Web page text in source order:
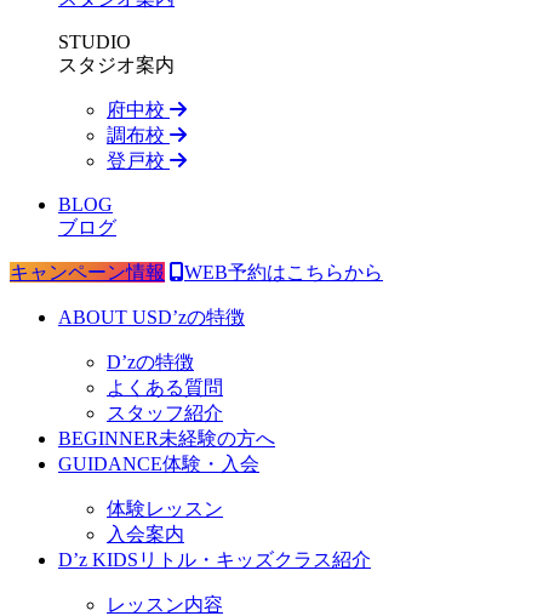
STUDIO
スタジオ案内
府中校
調布校
登戸校
BLOG
ブログ
キャンペーン情報 WEB予約はこちらから
ABOUT USD’zの特徴
D’zの特徴
よくある質問
スタッフ紹介
BEGINNER未経験の方へ
GUIDANCE体験・入会
体験レッスン
入会案内
D’z KIDS リトル・キッズクラス紹介
レッスン内容